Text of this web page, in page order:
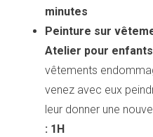
minutes
Peinture sur
Atelier pour
vêtements
venez avec eux
leur donner une
: 1H